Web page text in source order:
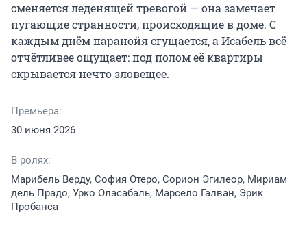
сменяется леденящей тревогой — она замечает
пугающие странности, происходящие в доме. С
каждым днём паранойя сгущается, а Исабель всё
отчётливее ощущает: под полом её квартиры
скрывается нечто зловещее.
Премьера:
30 июня 2026
В ролях:
Марибель Верду, София Отеро, Сорион Эгилеор, Мириам
дель Прадо, Урко Оласабаль, Марсело Галван, Эрик
Пробанса